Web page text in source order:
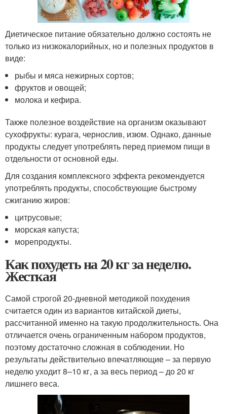
Диетическое питание обязательно должно состоять не
только из низкокалорийных, но и полезных продуктов в
виде:
рыбы и мяса нежирных сортов;
фруктов и овощей;
молока и кефира.
Также полезное воздействие на организм оказывают
сухофрукты: курага, чернослив, изюм. Однако, данные
продукты следует употреблять перед приемом пищи в
отдельности от основной еды.
Для создания комплексного эффекта рекомендуется
употреблять продукты, способствующие быстрому
сжиганию жиров:
цитрусовые;
морская капуста;
морепродукты.
Как похудеть на 20 кг за неделю.
Жесткая
Самой строгой 20-дневной методикой похудения
считается один из вариантов китайской диеты,
рассчитанной именно на такую продолжительность. Она
отличается очень ограниченным набором продуктов,
поэтому достаточно сложная в соблюдении. Но
результаты действительно впечатляющие – за первую
неделю уходит 8–10 кг, а за весь период – до 20 кг
лишнего веса.